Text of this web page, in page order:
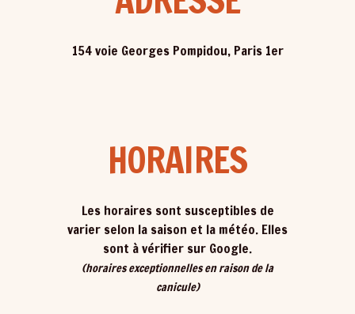
154 voie Georges Pompidou, Paris 1er
HORAIRES
Les horaires sont susceptibles de
varier selon la saison et la météo. Elles
sont à vérifier sur Google.
(horaires exceptionnelles en raison de la
canicule)